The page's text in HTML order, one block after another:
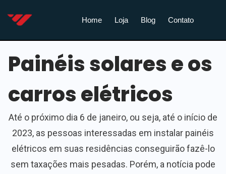
Home Loja Blog Contato
Painéis solares e os
carros elétricos
Até o próximo dia 6 de janeiro, ou seja, até o início de
2023, as pessoas interessadas em instalar painéis
elétricos em suas residências conseguirão fazê-lo
sem taxações mais pesadas. Porém, a notícia pode